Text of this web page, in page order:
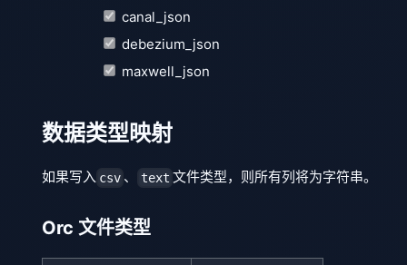
canal_json
debezium_json
maxwell_json
数据类型映射
如果写入 csv 、 text 文件类型，则所有列将为字符串。
Orc 文件类型